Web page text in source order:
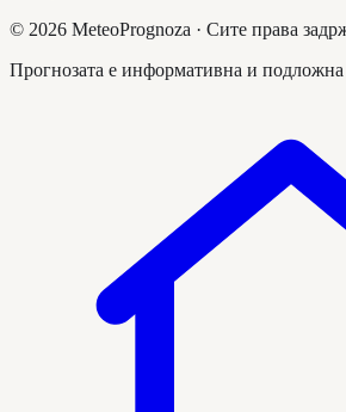
© 2026 MeteoPrognoza · Сите права
Прогнозата е информативна и